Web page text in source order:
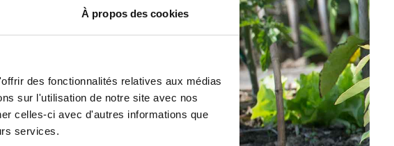
À propos des cookies
des fonctionnalités relatives aux médias
sur l'utilisation de notre site avec nos
celles-ci avec d'autres informations que
services.